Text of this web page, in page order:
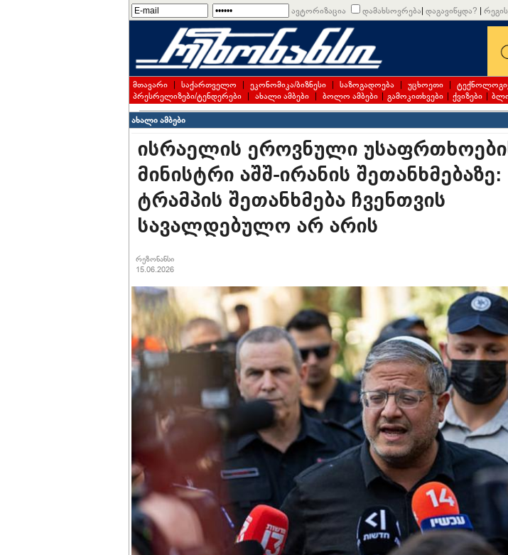
ავტორიზაცია დამახსოვრება| დაგავიწყდა? |
მთავარი | საქართველო | ეკონომიკა/ბიზნესი | საზოგადოება | უცხოეთი |
პრესრელიზები/ტენდერები | ახალი ამბები | ბოლო ამბები | გამოკითხვები | ქვიზები |
ახალი ამბები
ისრაელის ეროვნული
მინისტრი აშშ-ირანის შეთანხმებაზე:
ტრამპის შეთანხმება ჩვენთვის
სავალდებულო არ არის
რეზონანსი
15.06.2026